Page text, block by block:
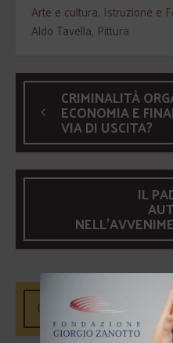
Arte e cultura, Istruzione e
Aldo Tavella, Pittura
CRIMINALITÀ
ECONOMIA E
VIA DI USCITA?
IL